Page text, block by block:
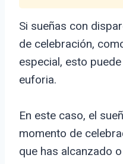
Si sueñas con
de celebración,
especial, esto
euforia.
En este caso, el
momento de
que has alcanzado